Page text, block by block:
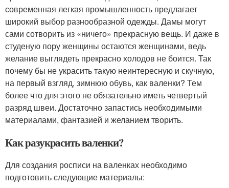
современная легкая промышленность предлагает
широкий выбор разнообразной одежды. Дамы могут
сами сотворить из «ничего» прекрасную вещь. И даже в
студеную пору женщины остаются женщинами, ведь
желание выглядеть прекрасно холодов не боится. Так
почему бы не украсить такую неинтересную и скучную,
на первый взгляд, зимнюю обувь, как валенки? Тем
более что для этого не обязательно иметь четвертый
разряд швеи. Достаточно запастись необходимыми
материалами, фантазией и желанием творить.
Как разукрасить валенки?
Для создания росписи на валенках необходимо
подготовить следующие материалы: